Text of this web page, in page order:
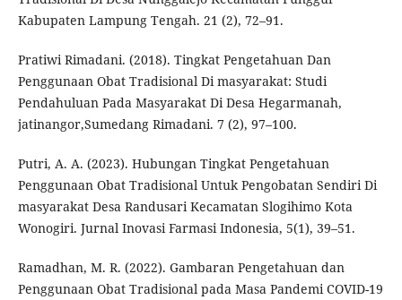
Kabupaten Lampung Tengah. 21 (2), 72–91.
Pratiwi Rimadani. (2018). Tingkat Pengetahuan Dan
Penggunaan Obat Tradisional Di masyarakat: Studi
Pendahuluan Pada Masyarakat Di Desa Hegarmanah,
jatinangor,Sumedang Rimadani. 7 (2), 97–100.
Putri, A. A. (2023). Hubungan Tingkat Pengetahuan
Penggunaan Obat Tradisional Untuk Pengobatan Sendiri Di
masyarakat Desa Randusari Kecamatan Slogihimo Kota
Wonogiri. Jurnal Inovasi Farmasi Indonesia, 5(1), 39–51.
Ramadhan, M. R. (2022). Gambaran Pengetahuan dan
Penggunaan Obat Tradisional pada Masa Pandemi COVID-19